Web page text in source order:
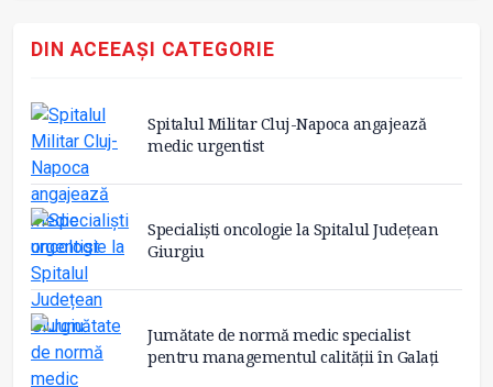
DIN ACEEAȘI CATEGORIE
Spitalul Militar Cluj-Napoca angajează
medic urgentist
Specialiști oncologie la Spitalul Județean
Giurgiu
Jumătate de normă medic specialist
pentru managementul calității în Galați